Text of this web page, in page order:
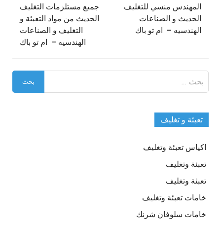
المهندس منسي للتغليف
الحديث و الصناعات
الهندسيه – ام تو باك
جميع مستلزمات التغليف
الحديث من مواد التعبئة و
التغليف و الصناعات
الهندسيه – ام تو باك
عن:
تعبئة و تغليف
اكياس تعبئة وتغليف
تعبئة وتغليف
تعبئة وتغليف
خامات تعبئة وتغليف
خامات سلوفان شرنك